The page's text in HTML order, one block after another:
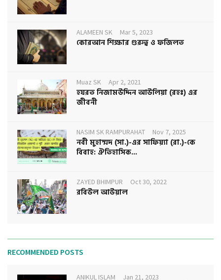
ALAMEEN SK Mar 5, 2023
কোরআন শিক্ষার গুরুত্ব ও ফজিলত
Muaz SK Apr 2, 2021
হযরত নিজামউদ্দিন আউলিয়া (রহঃ) এর
জীবনী
NASIM SK RAMPURAHAT Nov 7, 2025
নবী মুহাম্মদ (সা.)-এর সাফিয়্যা (রা.)-কে
বিবাহ: ঐতিহাসিক...
ZAYED BHIMPUR Oct 30, 2022
রবিউল আউয়াল
RECOMMENDED POSTS
ANIKUL ISLAM Jan 21, 2023